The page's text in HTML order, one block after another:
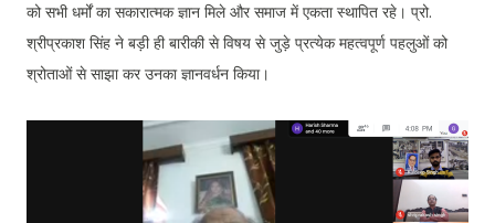
को सभी धर्मों का सकारात्मक ज्ञान मिले और समाज में एकता स्थापित रहे। प्रो.
श्रीप्रकाश सिंह ने बड़ी ही बारीकी से विषय से जुड़े प्रत्येक महत्वपूर्ण पहलुओं को
श्रोताओं से साझा कर उनका ज्ञानवर्धन किया।